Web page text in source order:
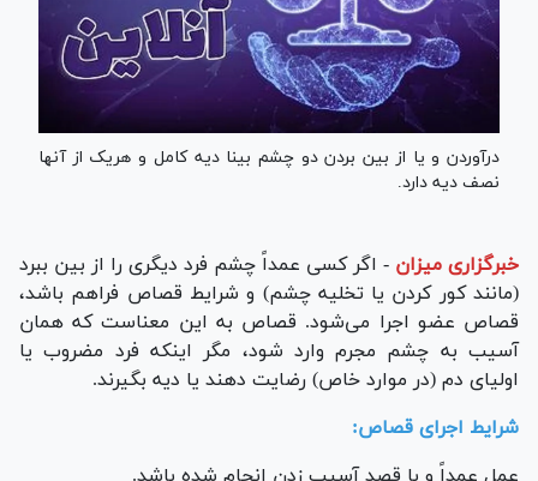
درآوردن و یا از بین بردن دو چشم بینا دیه کامل و هریک از آنها
نصف دیه دارد.
خبرگزاری میزان - اگر کسی عمداً چشم فرد دیگری را از بین ببرد
(مانند کور کردن یا تخلیه چشم) و شرایط قصاص فراهم باشد،
قصاص عضو اجرا می‌شود. قصاص به این معناست که همان
آسیب به چشم مجرم وارد شود، مگر اینکه فرد مضروب یا
اولیای دم (در موارد خاص) رضایت دهند یا دیه بگیرند.
شرایط اجرای قصاص: